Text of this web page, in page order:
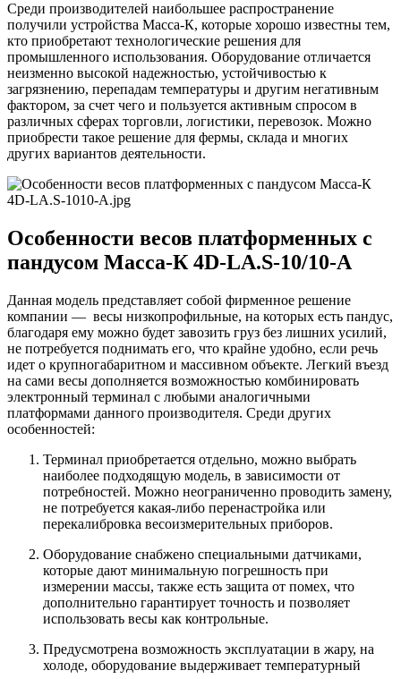
Среди производителей наибольшее распространение
получили устройства Масса-К, которые хорошо известны тем,
кто приобретают технологические решения для
промышленного использования. Оборудование отличается
неизменно высокой надежностью, устойчивостью к
загрязнению, перепадам температуры и другим негативным
фактором, за счет чего и пользуется активным спросом в
различных сферах торговли, логистики, перевозок. Можно
приобрести такое решение для фермы, склада и многих
других вариантов деятельности.
Особенности весов платформенных с
пандусом Масса-К 4D-LA.S-10/10-A
Данная модель представляет собой фирменное решение
компании — весы низкопрофильные, на которых есть пандус,
благодаря ему можно будет завозить груз без лишних усилий,
не потребуется поднимать его, что крайне удобно, если речь
идет о крупногабаритном и массивном объекте. Легкий въезд
на сами весы дополняется возможностью комбинировать
электронный терминал с любыми аналогичными
платформами данного производителя. Среди других
особенностей:
Терминал приобретается отдельно, можно выбрать
наиболее подходящую модель, в зависимости от
потребностей. Можно неограниченно проводить замену,
не потребуется какая-либо перенастройка или
перекалибровка весоизмерительных приборов.
Оборудование снабжено специальными датчиками,
которые дают минимальную погрешность при
измерении массы, также есть защита от помех, что
дополнительно гарантирует точность и позволяет
использовать весы как контрольные.
Предусмотрена возможность эксплуатации в жару, на
холоде, оборудование выдерживает температурный